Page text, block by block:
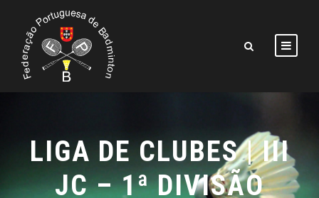
LIGA DE CLUBES | III
JC – 1ª DIVISÃO